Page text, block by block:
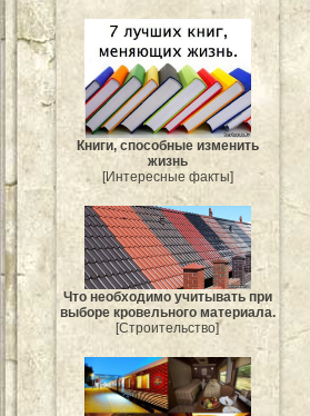
Книги, способные изменить
жизнь
[Интересные факты]
Что необходимо учитывать при
выборе кровельного материала.
[Строительство]